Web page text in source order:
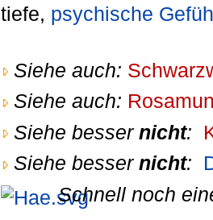
tiefe, psychische
Siehe auch:
Siehe auch:
Siehe besser nicht:
Siehe besser nicht:
Schnell noch